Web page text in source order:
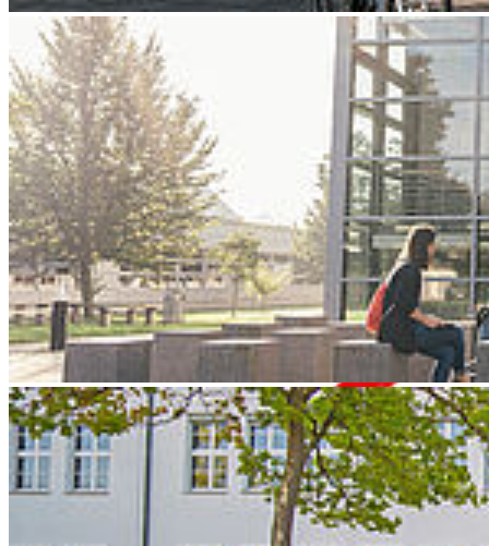
Die Hochschule Stralsund ist eine junge und innovative Campus-
Hochschule mit technisch-wirtschaftlichem Profil.
Zukunftsorientierte Studiengänge, starke Kooperationen mit
Unternehmen und ein hervorragendes Betreuungsverhältnis bieten
ca 1.800 Studierenden optimale Voraussetzungen für ein
erfolgreiches Studium und einen aussichtsreichen Berufsstart. Mit
exzellenter Forschung und zeitgemäßer Lehre in den Bereichen
Elektrotechnik, Informatik, Maschinenbau und Wirtschaft macht die
Hochschule auf sich aufmerksam.